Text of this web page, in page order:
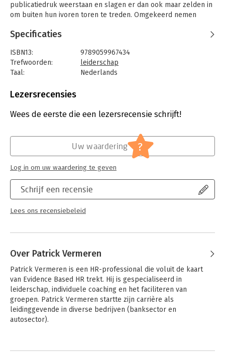
publicatiedruk weerstaan en slagen er dan ook maar zelden in
om buiten hun ivoren toren te treden. Omgekeerd nemen
verdiepen in nieuwe ontwikkelingen in de wetenschappelijke
'wereldvreemd'.
Met dit boek slaat consulent Patrick Vermeren de broodnodige
de wetenschappelijke literatuur voortdurend in vraag durft te
vlotte, zeer onderhoudende en wetenschappelijk gedegen
blijvend te prikkelen doorheen dit boek.
Wat is een goede leidinggevende stijl? Hoe spelen
leidinggevenden in op de motivatie van werknemers? Dit
vormen de centrale vragen binnen dit boek dat zonder twijfel
een bron van inspiratie zal zijn voor leidinggevenden die graag
hun leidinggevende stijl willen optimaliseren!
Inhoud:
-Deel 3: Beslissen, vergaderen en taken toevertrouwen;
-Deel 4: Motivatie en bepaalde managementpraktijken;
-Deel 5: Anders leiden;
-Deel 6: Leiderschap aanleren.
Specificaties
ISBN13:
9789059967434
Trefwoorden:
leiderschap
Taal:
Nederlands
Beveiliging:
Aantal pagina's:
622
Verschijningsdatum:
24-2-2026
Hoofdrubriek:
Lezersrecensies
Wees de eerste die een lezersrecensie schrijft!
Schrijf een recensie
Lees ons recensiebeleid
Uw waardering ?
Log in om uw waardering te geven
Over Patrick Vermeren
Patrick Vermeren is een HR-professional die voluit de kaart
van Evidence Based HR trekt. Hij is gespecialiseerd in
leiderschap, individuele coaching en het faciliteren van
groepen. Patrick Vermeren startte zijn carrière als
leidinggevende in diverse bedrijven (banksector en
autosector).
de psychologie, de gedragsbiologie en de neurobiologie
Andere boeken door Patrick